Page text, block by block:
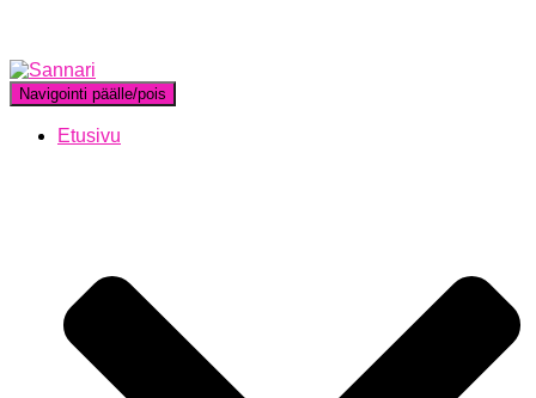
Navigointi päälle/pois
Etusivu